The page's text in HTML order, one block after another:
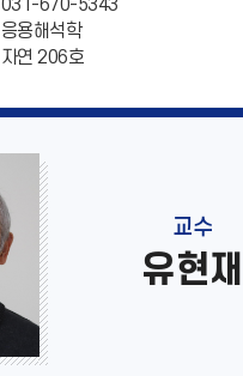
응용해석학
자연 206호
교수
유현재